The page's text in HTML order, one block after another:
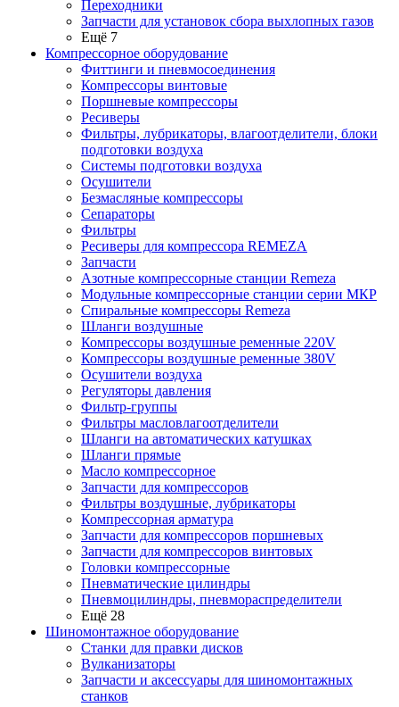
Переходники
Запчасти для установок сбора выхлопных газов
Ещё 7
Компрессорное оборудование
Фиттинги и пневмосоединения
Компрессоры винтовые
Поршневые компрессоры
Ресиверы
Фильтры, лубрикаторы, влагоотделители, блоки
подготовки воздуха
Системы подготовки воздуха
Осушители
Безмасляные компрессоры
Сепараторы
Фильтры
Ресиверы для компрессора REMEZA
Запчасти
Азотные компрессорные станции Remeza
Модульные компрессорные станции серии МКР
Спиральные компрессоры Remeza
Шланги воздушные
Компрессоры воздушные ременные 220V
Компрессоры воздушные ременные 380V
Осушители воздуха
Регуляторы давления
Фильтр-группы
Фильтры масловлагоотделители
Шланги на автоматических катушках
Шланги прямые
Масло компрессорное
Запчасти для компрессоров
Фильтры воздушные, лубрикаторы
Компрессорная арматура
Запчасти для компрессоров поршневых
Запчасти для компрессоров винтовых
Головки компрессорные
Пневматические цилиндры
Пневмоцилиндры, пневмораспределители
Ещё 28
Шиномонтажное оборудование
Станки для правки дисков
Вулканизаторы
Запчасти и аксессуары для шиномонтажных
станков